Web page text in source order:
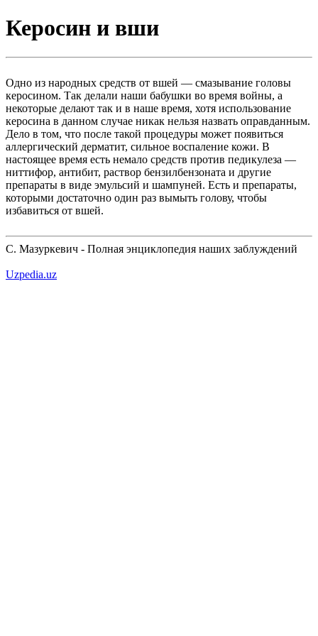
Керосин и вши
Одно из народных средств от вшей — смазывание головы
керосином. Так делали наши бабушки во время войны, а
некоторые делают так и в наше время, хотя использование
керосина в данном случае никак нельзя назвать оправданным.
Дело в том, что после такой процедуры может появиться
аллергический дерматит, сильное воспаление кожи. В
настоящее время есть немало средств против педикулеза —
ниттифор, антибит, раствор бензилбензоната и другие
препараты в виде эмульсий и шампуней. Есть и препараты,
которыми достаточно один раз вымыть голову, чтобы
избавиться от вшей.
С. Мазуркевич - Полная энциклопедия наших заблуждений
Uzpedia.uz